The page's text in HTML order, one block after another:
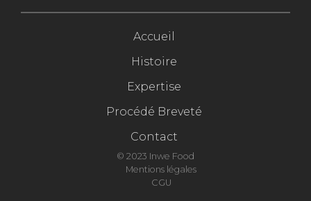
Accueil
Histoire
Expertise
Procédé Breveté
Contact
© 2023 Inwe Food
Mentions légales
CGU